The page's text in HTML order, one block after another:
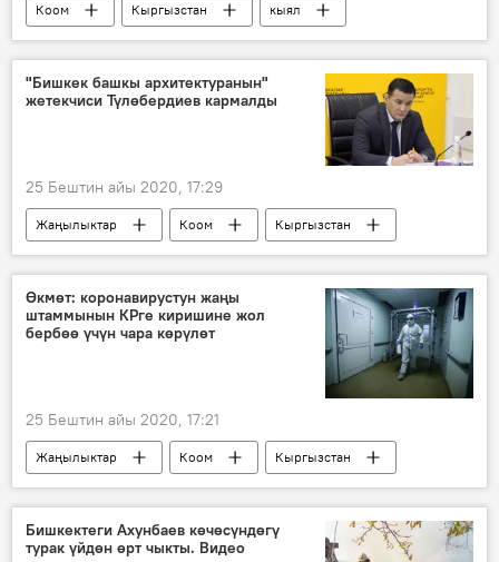
Коом Кыргызстан
кыял
максат
Инфографика
Мультимедиа
"Бишкек башкы архитектуранын"
жетекчиси Түлөбердиев кармалды
25 Бештин айы 2020, 17:29
Жаңылыктар Коом
Кыргызстан
жетекчи
шектүү коррупция
Өкмөт: коронавирустун жаңы
штаммынын КРге киришине жол
бербөө үчүн чара көрүлөт
25 Бештин айы 2020, 17:21
Жаңылыктар Коом
Кыргызстан
коронавирус
жаңы штамм
Коронавируска байланыштуу Кыргызстандагы кырдаал
Бишкектеги Ахунбаев көчөсүндөгү
турак үйдөн өрт чыкты. Видео